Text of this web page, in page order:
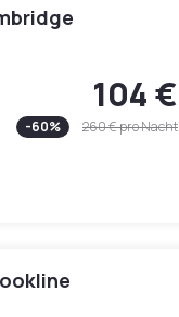
104 €
-60% 260 €pro Nacht